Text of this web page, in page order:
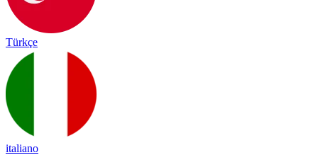
Türkçe
italiano